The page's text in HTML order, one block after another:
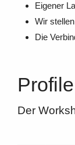
Eigener
Wir
Die
Der